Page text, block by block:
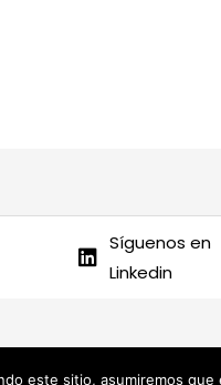
Síguenos en
Linkedin
este sitio, asumiremos